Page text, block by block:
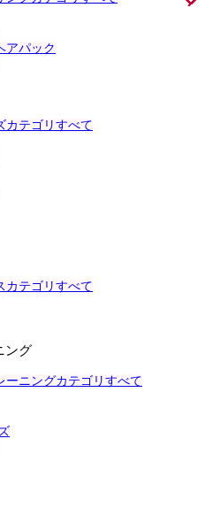
アパック
カテゴリすべて
カテゴリすべて
ング
ーニングカテゴリすべて